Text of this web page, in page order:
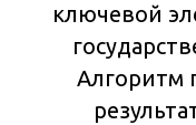
ключевой
Алгоритм